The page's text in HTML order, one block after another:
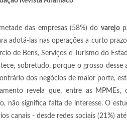
das empresas (58%) do varejo
adotá-las nas operações a curto
de Bens, Serviços e Turismo do
sobretudo, porque o grosso
dos negócios de maior porte,
revela que, entre as MPMEs,
não significa falta de interesse. O
canais - desde redes sociais (21%)